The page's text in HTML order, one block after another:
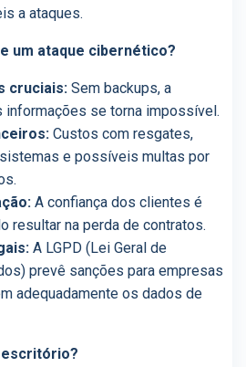
a ataques.
um ataque cibernético?
cruciais: Sem backups, a
informações se torna impossível.
Custos com resgates,
e possíveis multas por
A confiança dos clientes é
resultar na perda de contratos.
A LGPD (Lei Geral de
prevê sanções para empresas
adequadamente os dados de